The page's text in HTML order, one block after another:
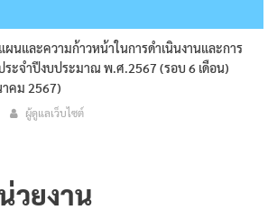
นและความก้าวหน้าในการดำเนินงานและการ
ะจำปีงบประมาณ พ.ศ.2567 (รอบ 6 เดือน)
คม 2567)
ผู้ดูแลเว็บไซต์
วยงาน